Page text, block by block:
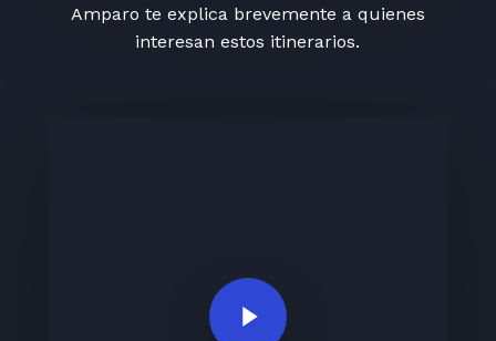
Amparo te explica brevemente a quienes
interesan estos itinerarios.
Play Video